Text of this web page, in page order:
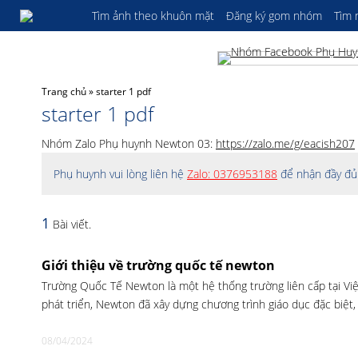
Tìm ảnh theo khuôn mặt Đăng ký gom nhóm Tìm
Trang chủ»starter 1 pdf
starter 1 pdf
Nhóm Zalo Phụ huynh Newton 03: https://zalo.me/g/eacish207
Phụ huynh vui lòng liên hệ Zalo: 0376953188 để nhận đầy
1 Bài viết.
Giới thiệu về trường quốc tế newton
Trường Quốc Tế Newton là một hệ thống trường liên cấp tại
phát triển, Newton đã xây dựng chương trình giáo dục đặc
08/04/2024